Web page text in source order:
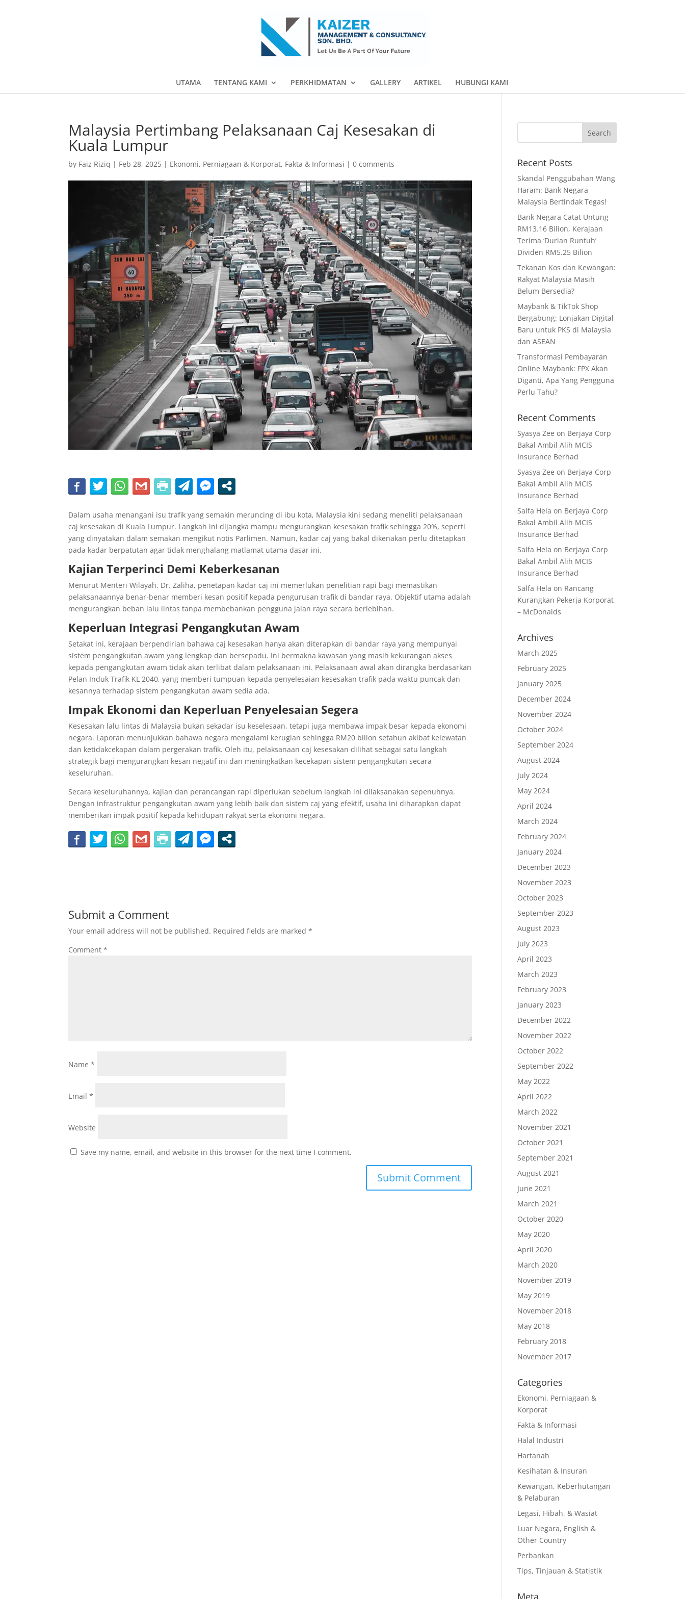
UTAMA TENTANG KAMI PERKHIDMATAN GALLERY ARTIKEL HUBUNGI KAMI
Malaysia Pertimbang Pelaksanaan Caj Kesesakan di
Kuala Lumpur
by Faiz Riziq | Feb 28, 2025 | Ekonomi, Perniagaan & Korporat, Fakta & Informasi |0 comments
Dalam usaha menangani isu trafik yang semakin meruncing di ibu kota, Malaysia kini sedang meneliti pelaksanaan
caj kesesakan di Kuala Lumpur. Langkah ini dijangka mampu mengurangkan kesesakan trafik sehingga 20%, seperti
yang dinyatakan dalam semakan mengikut notis Parlimen. Namun, kadar caj yang bakal dikenakan perlu ditetapkan
pada kadar berpatutan agar tidak menghalang matlamat utama dasar ini.
Kajian Terperinci Demi Keberkesanan
Menurut Menteri Wilayah, Dr. Zaliha, penetapan kadar caj ini memerlukan penelitian rapi bagi memastikan
pelaksanaannya benar-benar memberi kesan positif kepada pengurusan trafik di bandar raya. Objektif utama adalah
mengurangkan beban lalu lintas tanpa membebankan pengguna jalan raya secara berlebihan.
Keperluan Integrasi Pengangkutan Awam
Setakat ini, kerajaan berpendirian bahawa caj kesesakan hanya akan diterapkan di bandar raya yang mempunyai
sistem pengangkutan awam yang lengkap dan bersepadu. Ini bermakna kawasan yang masih kekurangan akses
kepada pengangkutan awam tidak akan terlibat dalam pelaksanaan ini. Pelaksanaan awal akan dirangka berdasarkan
Pelan Induk Trafik KL 2040, yang memberi tumpuan kepada penyelesaian kesesakan trafik pada waktu puncak dan
kesannya terhadap sistem pengangkutan awam sedia ada.
Impak Ekonomi dan Keperluan Penyelesaian Segera
Kesesakan lalu lintas di Malaysia bukan sekadar isu keselesaan, tetapi juga membawa impak besar kepada ekonomi
negara. Laporan menunjukkan bahawa negara mengalami kerugian sehingga RM20 bilion setahun akibat kelewatan
dan ketidakcekapan dalam pergerakan trafik. Oleh itu, pelaksanaan caj kesesakan dilihat sebagai satu langkah
strategik bagi mengurangkan kesan negatif ini dan meningkatkan kecekapan sistem pengangkutan secara
keseluruhan.
Secara keseluruhannya, kajian dan perancangan rapi diperlukan sebelum langkah ini dilaksanakan sepenuhnya.
Dengan infrastruktur pengangkutan awam yang lebih baik dan sistem caj yang efektif, usaha ini diharapkan dapat
memberikan impak positif kepada kehidupan rakyat serta ekonomi negara.
Submit a Comment
Your email address will not be published. Required fields are marked*
Comment*
Name*
Email*
Website
Save my name, email, and website in this browser for the next time I comment.
Recent Posts
Skandal Penggubahan Wang
Haram: Bank Negara
Malaysia Bertindak Tegas!
Bank Negara Catat Untung
RM13.16 Bilion, Kerajaan
Terima ‘Durian Runtuh’
Dividen RM5.25 Bilion
Tekanan Kos dan Kewangan:
Rakyat Malaysia Masih
Belum Bersedia?
Maybank & TikTok Shop
Bergabung: Lonjakan Digital
Baru untuk PKS di Malaysia
dan ASEAN
Transformasi Pembayaran
Online Maybank: FPX Akan
Diganti, Apa Yang Pengguna
Perlu Tahu?
Recent Comments
Syasya Zee on Berjaya Corp
Bakal Ambil Alih MCIS
Insurance Berhad
Syasya Zee on Berjaya Corp
Bakal Ambil Alih MCIS
Insurance Berhad
Salfa Hela on Berjaya Corp
Bakal Ambil Alih MCIS
Insurance Berhad
Salfa Hela on Berjaya Corp
Bakal Ambil Alih MCIS
Insurance Berhad
Salfa Hela on Rancang
Kurangkan Pekerja Korporat
– McDonalds
Archives
March 2025
February 2025
January 2025
December 2024
November 2024
October 2024
September 2024
August 2024
July 2024
May 2024
April 2024
March 2024
February 2024
January 2024
December 2023
November 2023
October 2023
September 2023
August 2023
July 2023
April 2023
March 2023
February 2023
January 2023
December 2022
November 2022
October 2022
September 2022
May 2022
April 2022
March 2022
November 2021
October 2021
September 2021
August 2021
June 2021
March 2021
October 2020
May 2020
April 2020
March 2020
November 2019
May 2019
November 2018
May 2018
February 2018
November 2017
Categories
Ekonomi, Perniagaan &
Korporat
Fakta & Informasi
Halal Industri
Hartanah
Kesihatan & Insuran
Kewangan, Keberhutangan
& Pelaburan
Legasi, Hibah, & Wasiat
Luar Negara, English &
Other Country
Perbankan
Tips, Tinjauan & Statistik
Meta